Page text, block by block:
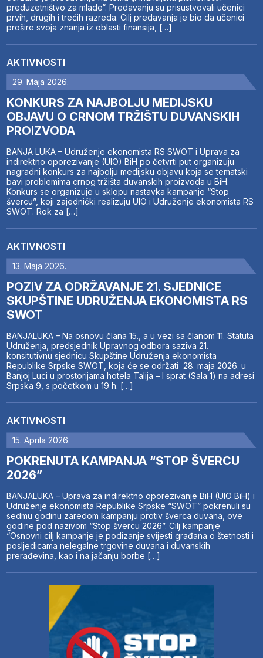
preduzetništvo za mlade“. Predavanju su prisustvovali učenici
prvih, drugih i trećih razreda. Cilj predavanja je bio da učenici
prošire svoja znanja iz oblasti finansija, […]
AKTIVNOSTI
29. Maja 2026.
KONKURS ZA NAJBOLJU MEDIJSKU
OBJAVU O CRNOM TRŽIŠTU DUVANSKIH
PROIZVODA
BANJA LUKA – Udruženje ekonomista RS SWOT i Uprava za
indirektno oporezivanje (UIO) BiH po četvrti put organizuju
nagradni konkurs za najbolju medijsku objavu koja se tematski
bavi problemima crnog tržišta duvanskih proizvoda u BiH.
Konkurs se organizuje u sklopu nastavka kampanje “Stop
švercu”, koji zajednički realizuju UIO i Udruženje ekonomista RS
SWOT. Rok za […]
AKTIVNOSTI
13. Maja 2026.
POZIV ZA ODRŽAVANJE 21. SJEDNICE
SKUPŠTINE UDRUŽENJA EKONOMISTA RS
SWOT
BANJALUKA – Na osnovu člana 15., a u vezi sa članom 11. Statuta
Udruženja, predsjednik Upravnog odbora saziva 21.
konsitutivnu sjednicu Skupštine Udruženja ekonomista
Republike Srpske SWOT, koja će se održati 28. maja 2026. u
Banjoj Luci u prostorijama hotela Talija – I sprat (Sala 1) na adresi
Srpska 9, s početkom u 19 h. […]
AKTIVNOSTI
15. Aprila 2026.
POKRENUTA KAMPANJA “STOP ŠVERCU
2026”
BANJALUKA – Uprava za indirektno oporezivanje BiH (UIO BiH) i
Udruženje ekonomista Republike Srpske “SWOT” pokrenuli su
sedmu godinu zaredom kampanju protiv šverca duvana, ove
godine pod nazivom “Stop švercu 2026”. Cilj kampanje
“Osnovni cilj kampanje je podizanje svijesti građana o štetnosti i
posljedicama nelegalne trgovine duvana i duvanskih
prerađevina, kao i na jačanju borbe […]